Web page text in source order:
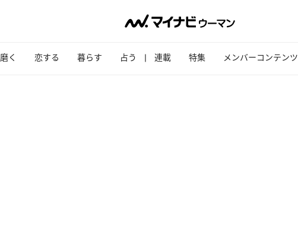
磨く 恋する 暮らす 占う 連載 特集 メンバーコンテンツ